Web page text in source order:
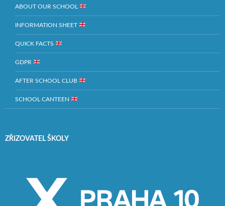
ABOUT OUR SCHOOL
INFORMATION SHEET
QUICK FACTS
GDPR
AFTER SCHOOL CLUB
SCHOOL CANTEEN
ZŘIZOVATEL ŠKOLY